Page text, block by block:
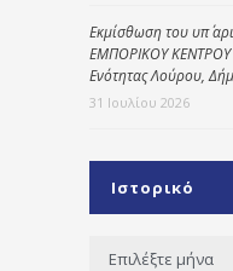
Εκμίσθωση του υπ΄
ΕΜΠΟΡΙΚΟΥ ΚΕΝΤΡΟΥ
Ενότητας Λούρου,
31 Ιουλίου 2026
Ιστορικό
Ιστορικό